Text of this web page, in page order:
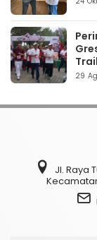
29
Jl. Raya